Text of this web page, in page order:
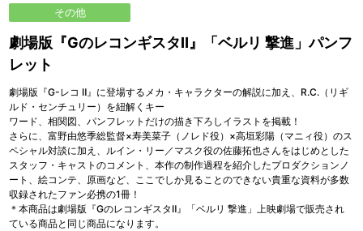
その他
劇場版『GのレコンギスタⅡ』「ベルリ 撃進」パンフ
レット
劇場版『G-レコ Ⅱ』に登場するメカ・キャラクターの解説に加え、R.C.（リギ
ルド・センチュリー）を紐解くキー
ワード、相関図、パンフレットだけの描き下ろしイラストを掲載！
さらに、富野由悠季総監督×寿美菜子（ノレド役）×高垣彩陽（マニィ役）のス
ペシャル対談に加え、ルイン・リー／マスク役の佐藤拓也さんをはじめとした
スタッフ・キャストのコメント、本作の制作過程を紹介したプロダクションノ
ート、絵コンテ、原画など、ここでしか見ることのできない貴重な資料が多数
収録されたファン必携の1冊！
＊本商品は劇場版『GのレコンギスタⅡ』「ベルリ 撃進」上映劇場で販売され
ている商品と同じ商品になります。